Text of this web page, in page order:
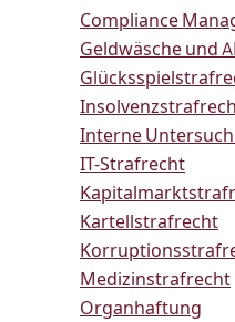
Compliance
Geldwäsche und
Interne
IT-Strafrecht
Kartellstrafrecht
Medizinstrafrecht
Organhaftung